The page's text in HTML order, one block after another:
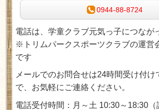
0944-88-8724
電話は、学童クラブ元気っ子につなが
※トリムパークスポーツクラブの運営
です
メールでのお問合せは24時間受け付け
で、お気軽にご連絡ください。
電話受付時間：月～土 10:30～18:30